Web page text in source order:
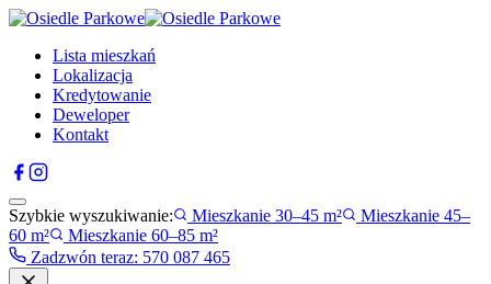
Lista mieszkań
Lokalizacja
Kredytowanie
Deweloper
Kontakt
Szybkie wyszukiwanie: Mieszkanie 30–45 m²
Mieszkanie 45–
60 m²
Mieszkanie 60–85 m²
Zadzwón teraz: 570 087 465